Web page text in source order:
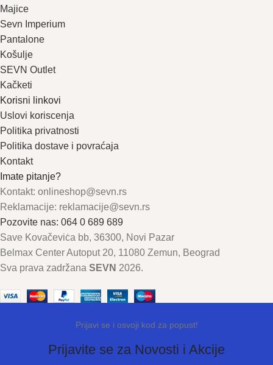
Majice
Sevn Imperium
Pantalone
Košulje
SEVN Outlet
Kačketi
Korisni linkovi
Uslovi koriscenja
Politika privatnosti
Politika dostave i povraćaja
Kontakt
Imate pitanje?
Kontakt: onlineshop@sevn.rs
Reklamacije: reklamacije@sevn.rs
Pozovite nas: 064 0 689 689
Save Kovačeviċa bb, 36300, Novi Pazar
Belmax Center Autoput 20, 11080 Zemun, Beograd
Sva prava zadržana SEVN 2026.
Prijavi se i osvoji kod za popust!
Prijavite se za Novosti i Akcije